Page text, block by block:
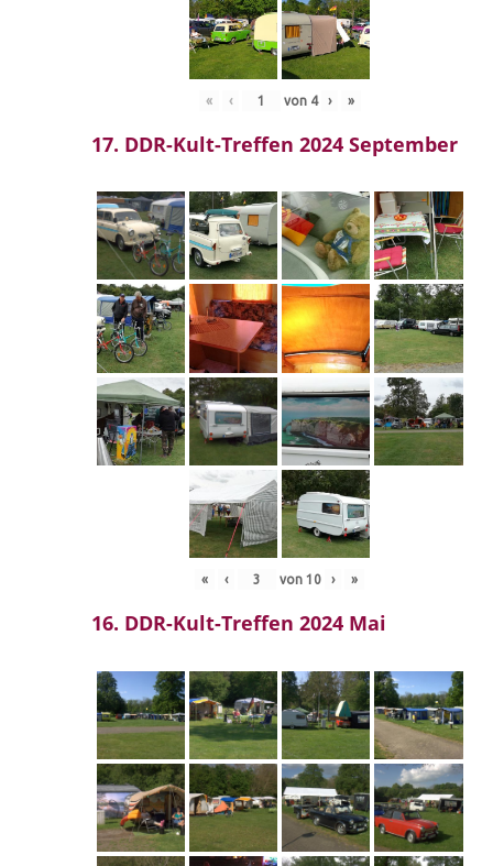
« ‹ von 4 › »
17. DDR-Kult-Treffen 2024 September
« ‹ von 10 › »
16. DDR-Kult-Treffen 2024 Mai